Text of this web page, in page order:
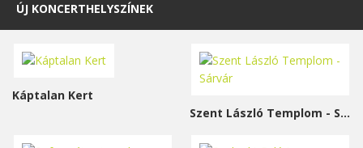
ÚJ KONCERTHELYSZÍNEK
Káptalan Kert
Szent László Templom - Sárvár